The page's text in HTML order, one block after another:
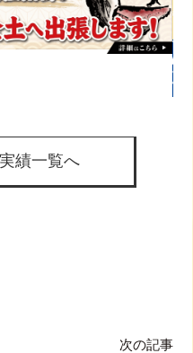
績一覧へ
次の記事